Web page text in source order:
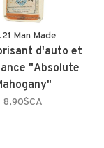
Man Made
d'auto et
"Absolute
8,90$CA